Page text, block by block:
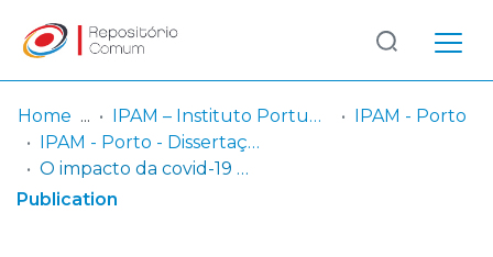
Communities
& Collections
Log
In
(current)
Home IPAM – Instituto Português de Administração de Marketing
IPAM - Porto
IPAM - Porto - Dissertação de Mestrado
O impacto da covid-19 na adaptação do cliente de saúde ao contexto digital
Publication